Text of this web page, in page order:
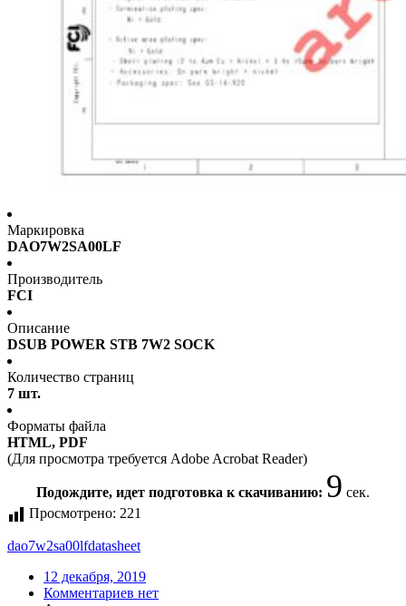
Маркировка
DAO7W2SA00LF
Производитель
FCI
Описание
DSUB POWER STB 7W2 SOCK
Количество страниц
7 шт.
Форматы файла
HTML, PDF
(Для просмотра требуется Adobe Acrobat Reader)
Подождите, идет подготовка к скачиванию: 9 сек.
Просмотрено: 221
dao7w2sa00lfdatasheet
12 декабря, 2019
Комментариев нет